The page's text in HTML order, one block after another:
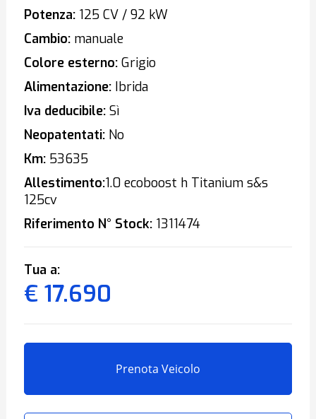
Potenza:125 CV / 92 kW
Cambio:manuale
Colore esterno:Grigio
Alimentazione:Ibrida
Iva deducibile:Sì
Neopatentati:No
Km:53635
Allestimento:1.0 ecoboost h Titanium s&s
125cv
Riferimento N° Stock:1311474
Tua a:
€ 17.690
Prenota Veicolo